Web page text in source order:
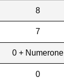
8
7
0 + Numerone
0